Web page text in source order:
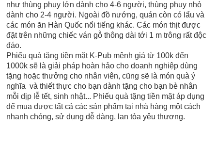
như thùng phuy lớn dành cho 4-6 người, thùng phuy nhỏ
dành cho 2-4 người. Ngoài đồ nướng, quán còn có lẩu và
các món ăn Hàn Quốc nổi tiếng khác. Các món thịt được
đặt trên những chiếc ván gỗ thông dài tới 1 m trông rất độc
đáo.
Phiếu quà tặng tiền mặt K-Pub mệnh giá từ 100k đến
1000k sẽ là giải pháp hoàn hảo cho doanh nghiệp dùng
tặng hoặc thưởng cho nhân viên, cũng sẽ là món quà ý
nghĩa và thiết thực cho bạn dành tặng cho bạn bè nhân
mỗi dịp lễ tết, sinh nhật... Phiếu quà tặng tiền mặt áp dụng
để mua được tất cả các sản phẩm tại nhà hàng một cách
nhanh chóng, sử dụng dễ dàng, lan tỏa yêu thương.